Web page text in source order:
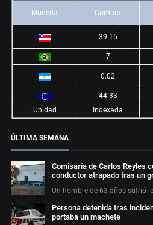
Moneda Compra
39.15
7
0.02
44.33
Unidad
Indexada
ÚLTIMA SEMANA
Comisaría de Carlos Reyles
conductor atrapado tras un
Un hombre de 63 años sufrió
Persona detenida tras
portaba un machete